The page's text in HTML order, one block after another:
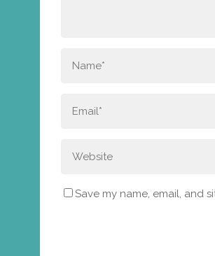
Save my name, email, and